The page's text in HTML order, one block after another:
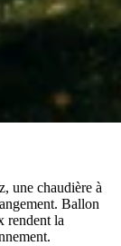
une chaudière à
Ballon
rendent la